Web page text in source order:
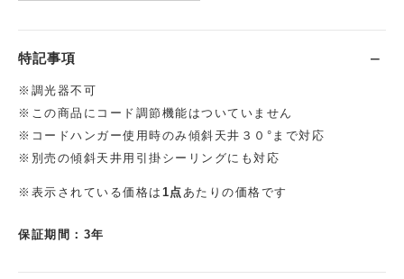
特記事項
※調光器不可
※この商品にコード調節機能はついていません
※コードハンガー使用時のみ傾斜天井３０°まで対応
※別売の傾斜天井用引掛シーリングにも対応
※表示されている価格は 1点あたりの価格です
保証期間：3年